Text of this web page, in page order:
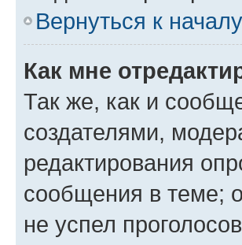
Вернуться к началу
Как мне
Так же, как и
создателями,
редактирования
сообщения в теме;
не успел